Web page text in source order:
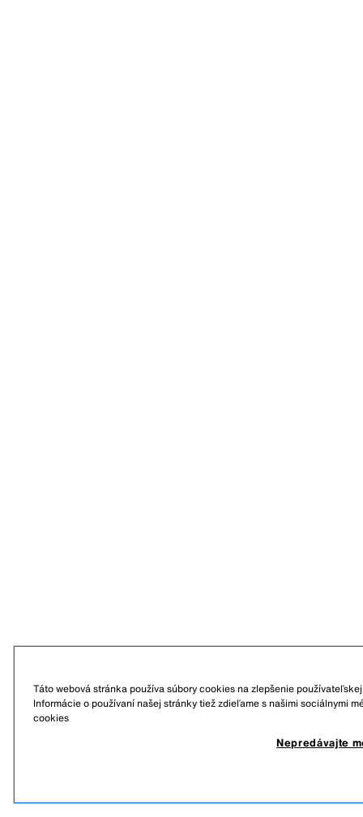
Táto webová stránka používa súbory cookies na zlepšenie
Informácie o používaní našej stránky tiež zdieľame s našimi sociálnymi
cookies
Nepredávajte